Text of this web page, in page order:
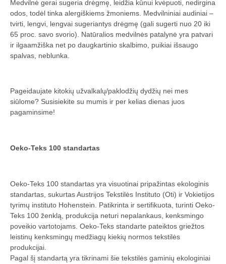
Medvilnė gerai sugeria drėgmę, leidžia kūnui kvėpuoti, nedirgina
odos, todėl tinka alergiškiems žmoniems. Medvilniniai audiniai –
tvirti, lengvi, lengvai sugeriantys drėgmę (gali sugerti nuo 20 iki
65 proc. savo svorio). Natūralios medvilnės patalynė yra patvari
ir ilgaamžiška net po daugkartinio skalbimo, puikiai išsaugo
spalvas, neblunka.
Pageidaujate kitokių užvalkalų/paklodžių dydžių nei mes
siūlome? Susisiekite su mumis ir per kelias dienas juos
pagaminsime!
Oeko-Teks 100 standartas
Oeko-Teks 100 standartas yra visuotinai pripažintas ekologinis
standartas, sukurtas Austrijos Tekstilės Instituto (Oti) ir Vokietijos
tyrimų instituto Hohenstein. Patikrinta ir sertifikuota, turinti Oeko-
Teks 100 ženklą, produkcija neturi nepalankaus, kenksmingo
poveikio vartotojams. Oeko-Teks standarte pateiktos griežtos
leistinų kenksmingų medžiagų kiekių normos tekstilės
produkcijai.
Pagal šį standartą yra tikrinami šie tekstilės gaminių ekologiniai